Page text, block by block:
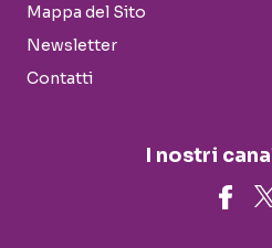
Mappa del Sito
Newsletter
Contatti
I nostri